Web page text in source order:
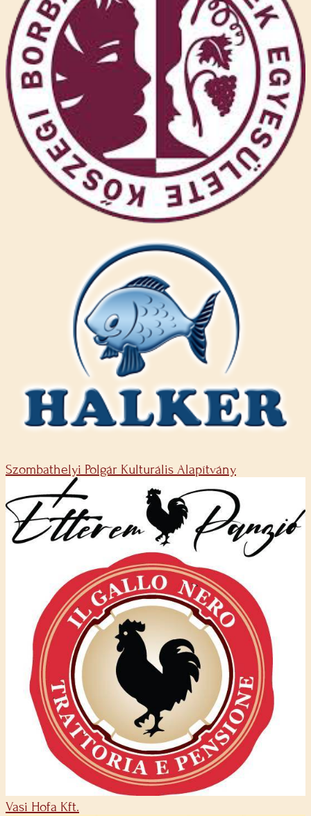
Szombathelyi Polgár Kulturális Alapítvány
Vasi Hofa Kft.